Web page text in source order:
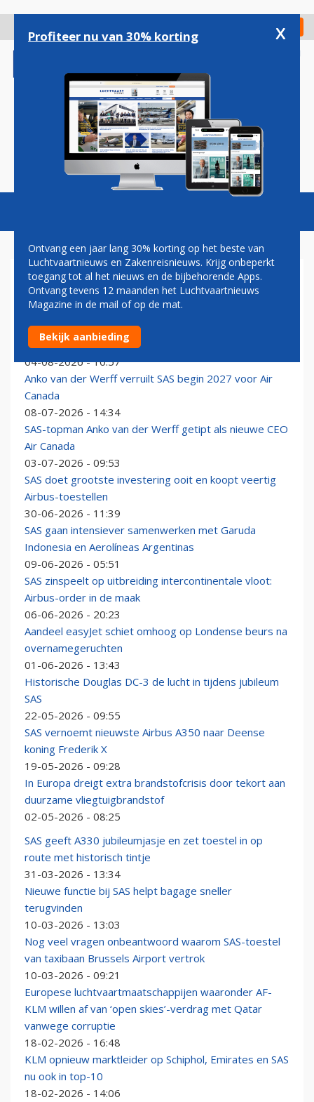
gaan
Check in
Magazine Podcasts Vacatures
SAS
Staking dreigt komend weekend bij cabinepersoneel
van SAS Noorwegen
04-08-2026 - 10:57
Anko van der Werff verruilt SAS begin 2027 voor Air
Canada
08-07-2026 - 14:34
SAS-topman Anko van der Werff getipt als nieuwe CEO
Air Canada
03-07-2026 - 09:53
SAS doet grootste investering ooit en koopt veertig
Airbus-toestellen
30-06-2026 - 11:39
SAS gaan intensiever samenwerken met Garuda
Indonesia en Aerolíneas Argentinas
09-06-2026 - 05:51
SAS zinspeelt op uitbreiding intercontinentale vloot:
Airbus-order in de maak
06-06-2026 - 20:23
Aandeel easyJet schiet omhoog op Londense beurs na
overnamegeruchten
01-06-2026 - 13:43
Historische Douglas DC-3 de lucht in tijdens jubileum
SAS
22-05-2026 - 09:55
SAS vernoemt nieuwste Airbus A350 naar Deense
koning Frederik X
19-05-2026 - 09:28
In Europa dreigt extra brandstofcrisis door tekort aan
duurzame vliegtuigbrandstof
02-05-2026 - 08:25
SAS geeft A330 jubileumjasje en zet toestel in op
route met historisch tintje
31-03-2026 - 13:34
Nieuwe functie bij SAS helpt bagage sneller
terugvinden
10-03-2026 - 13:03
Nog veel vragen onbeantwoord waarom SAS-toestel
van taxibaan Brussels Airport vertrok
10-03-2026 - 09:21
Europese luchtvaartmaatschappijen waaronder AF-
KLM willen af van ‘open skies’-verdrag met Qatar
vanwege corruptie
18-02-2026 - 16:48
KLM opnieuw marktleider op Schiphol, Emirates en SAS
nu ook in top-10
18-02-2026 - 14:06
Profiteer nu van 30% korting x
Ontvang een jaar lang 30% korting op het beste van
Luchtvaartnieuws en Zakenreisnieuws. Krijg onbeperkt
toegang tot al het nieuws en de bijbehorende Apps.
Ontvang tevens 12 maanden het Luchtvaartnieuws
Magazine in de mail of op de mat.
Bekijk aanbieding